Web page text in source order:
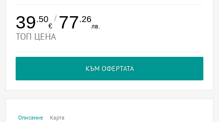
39.50
€
/ 77.26
лв.
ТОП ЦЕНА
КЪМ ОФЕРТАТА
Описание Карта